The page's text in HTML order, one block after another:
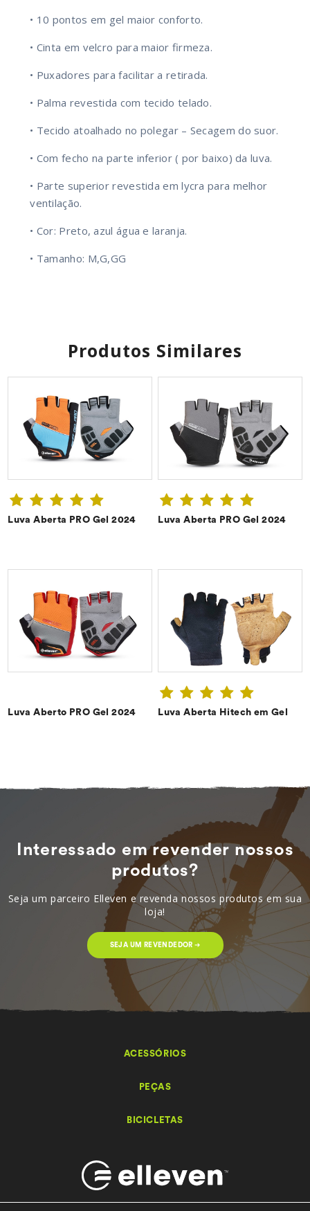
• 10 pontos em gel maior conforto.
• Cinta em velcro para maior firmeza.
• Puxadores para facilitar a retirada.
• Palma revestida com tecido telado.
• Tecido atoalhado no polegar – Secagem do suor.
• Com fecho na parte inferior ( por baixo) da luva.
• Parte superior revestida em lycra para melhor
ventilação.
• Cor: Preto, azul água e laranja.
• Tamanho: M,G,GG
Produtos Similares
Luva Aberta PRO Gel 2024 Luva Aberta PRO Gel 2024
Luva Aberto PRO Gel 2024 Luva Aberta Hitech em Gel
Interessado em revender nossos
produtos?
Seja um parceiro Elleven e revenda nossos produtos em sua
loja!
SEJA UM REVENDEDOR ➔
ACESSÓRIOS
PEÇAS
BICICLETAS